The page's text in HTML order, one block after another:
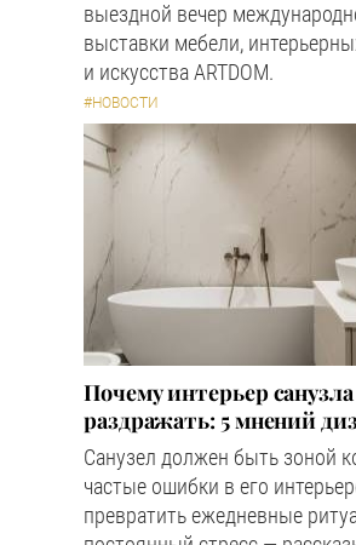
выездной вечер
выставки мебели,
и искусства ARTDOM.
#НОВОСТИ
Почему интерьер
раздражать: 5 мнений
Санузел должен быть зоной
частые ошибки в его
превратить ежедневные